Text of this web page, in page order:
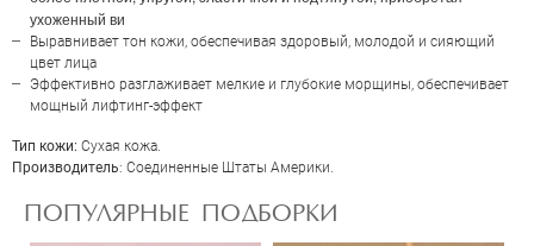
ухоженный ви
Выравнивает тон кожи, обеспечивая здоровый, молодой и сияющий
цвет лица
Эффективно разглаживает мелкие и глубокие морщины, обеспечивает
мощный лифтинг-эффект
Тип кожи: Сухая кожа.
Производитель: Соединенные Штаты Америки.
ПОПУЛЯРНЫЕ ПОДБОРКИ